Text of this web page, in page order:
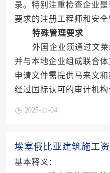
录。特别注重检查企业
要求的注册工程师和安全
特殊管理要求
外国企业须通过文莱
并与本地企业组成联合
申请文件需提供马来文
经过国际认可的审计机构
2025-11-04
埃塞俄比亚建筑施工
基本释义：